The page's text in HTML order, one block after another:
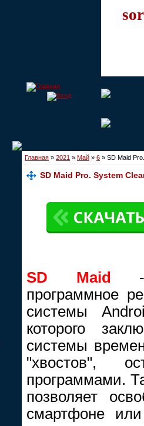
Главная » 2021 » Май » 6 » SD Maid
SD Maid Pro. System
SD Maid -
программное
системы
которого
системы
"хвостов",
программами.
позволяет
смартфоне